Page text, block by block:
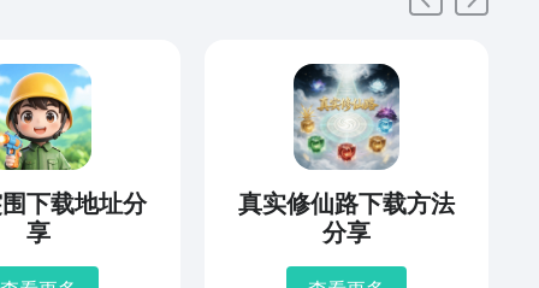
下载地址分
享
真实修仙路下载方法
分享